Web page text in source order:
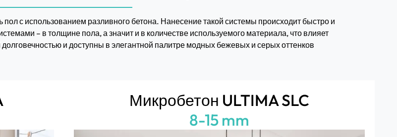
с использованием разливного бетона. Нанесение такой системы происходит быстро и
– в толщине пола, а значит и в количестве используемого материала, что влияет
и доступны в элегантной палитре модных бежевых и серых оттенков
Микробетон ULTIMA SLC
8-15 mm